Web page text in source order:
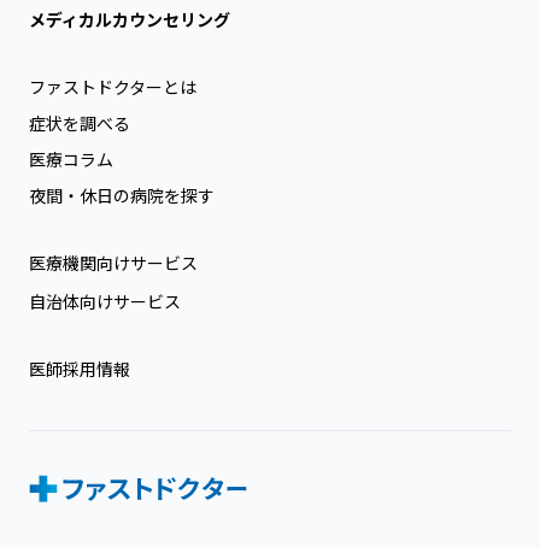
メディカルカウンセリング
ファストドクターとは
症状を調べる
医療コラム
夜間・休日の病院を探す
医療機関向けサービス
自治体向けサービス
医師採用情報